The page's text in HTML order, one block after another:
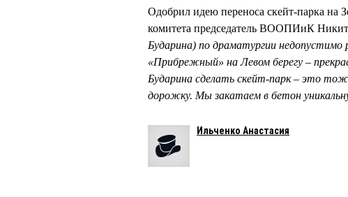
Одобрил идею переноса скейт-парка на
комитета председатель ВООПИиК
Бударина) по драматургии
«Прибрежный» на Левом берегу –
Бударина сделать скейт-парк – это
дорожку. Мы закатаем в бетон
Ильченко Анастасия